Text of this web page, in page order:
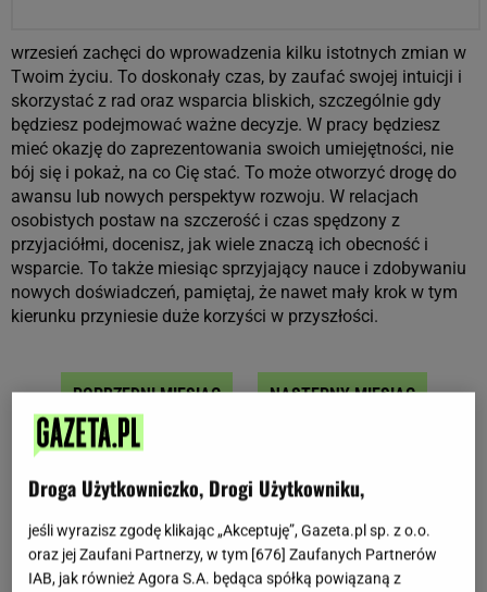
wrzesień zachęci do wprowadzenia kilku istotnych zmian w
Twoim życiu. To doskonały czas, by zaufać swojej intuicji i
skorzystać z rad oraz wsparcia bliskich, szczególnie gdy
będziesz podejmować ważne decyzje. W pracy będziesz
mieć okazję do zaprezentowania swoich umiejętności, nie
bój się i pokaż, na co Cię stać. To może otworzyć drogę do
awansu lub nowych perspektyw rozwoju. W relacjach
osobistych postaw na szczerość i czas spędzony z
przyjaciółmi, docenisz, jak wiele znaczą ich obecność i
wsparcie. To także miesiąc sprzyjający nauce i zdobywaniu
nowych doświadczeń, pamiętaj, że nawet mały krok w tym
kierunku przyniesie duże korzyści w przyszłości.
POPRZEDNI MIESIĄC NASTĘPNY MIESIĄC
Horoskopy dla Byka
Dzienny horoskop dla Byka
Tygodniowy horoskop dla Byka
Miesięczny horoskop dla Byka
Droga Użytkowniczko, Drogi Użytkowniku,
jeśli wyrazisz zgodę klikając „Akceptuję”, Gazeta.pl sp. z o.o.
oraz jej Zaufani Partnerzy, w tym [676] Zaufanych Partnerów
IAB, jak również Agora S.A. będąca spółką powiązaną z